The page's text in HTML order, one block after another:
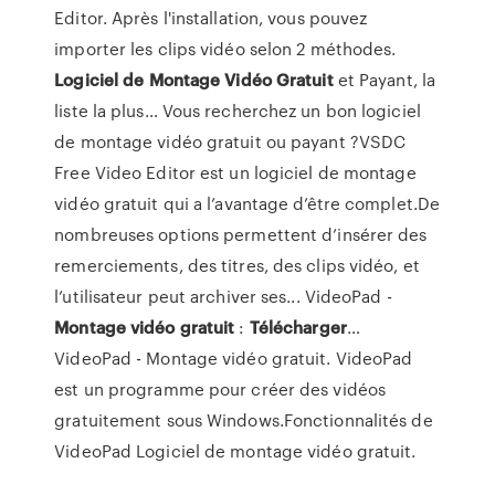
Editor. Après l'installation, vous pouvez
importer les clips vidéo selon 2 méthodes.
Logicielde Montage VidéoGratuitet Payant, la
liste la plus… Vous recherchez un bon logiciel
de montage vidéo gratuit ou payant ?VSDC
Free Video Editor est un logiciel de montage
vidéo gratuit qui a l’avantage d’être complet.De
nombreuses options permettent d’insérer des
remerciements, des titres, des clips vidéo, et
l’utilisateur peut archiver ses... VideoPad -
Montagevidéo gratuit : Télécharger…
VideoPad - Montage vidéo gratuit. VideoPad
est un programme pour créer des vidéos
gratuitement sous Windows.Fonctionnalités de
VideoPad Logiciel de montage vidéo gratuit.